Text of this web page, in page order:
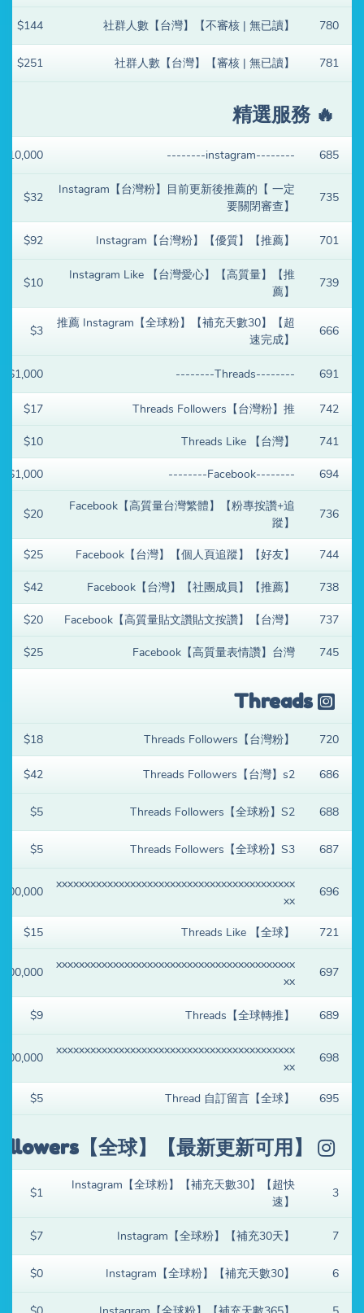
780
社群人數【台灣】【不審核 | 無已讀】
$144
781
社群人數【台灣】【審核 | 無已讀】
$251
🔥
精選服務
685
--------instagram--------
$10,000
735
Instagram【台灣粉】目前更新後推薦的【 一定
要關閉審查】
$32
701
Instagram【台灣粉】【優質】【推薦】
$92
739
Instagram Like 【台灣愛心】【高質量】【推
薦】
$10
666
推薦 Instagram【全球粉】【補充天數30】【超
速完成】
$3
691
--------Threads--------
$1,000
742
Threads Followers【台灣粉】推
$17
741
Threads Like 【台灣】
$10
694
--------Facebook--------
$1,000
736
Facebook【高質量台灣繁體】【粉專按讚+追
蹤】
$20
744
Facebook【台灣】【個人頁追蹤】【好友】
$25
738
Facebook【台灣】【社團成員】【推薦】
$42
737
Facebook【高質量貼文讚貼文按讚】【台灣】
$20
745
Facebook【高質量表情讚】台灣
$25
Threads
720
Threads Followers【台灣粉】
$18
686
Threads Followers【台灣】s2
$42
688
Threads Followers【全球粉】S2
$5
687
Threads Followers【全球粉】S3
$5
696
xxxxxxxxxxxxxxxxxxxxxxxxxxxxxxxxxxxxxxxxxx
xx
721
Threads Like 【全球】
$15
697
xxxxxxxxxxxxxxxxxxxxxxxxxxxxxxxxxxxxxxxxxx
xx
689
Threads【全球轉推】
$9
698
xxxxxxxxxxxxxxxxxxxxxxxxxxxxxxxxxxxxxxxxxx
xx
695
Thread 自訂留言【全球】
$5
【全球】【最新更新可用】
3
Instagram【全球粉】【補充天數30】【超快
速】
$1
7
Instagram【全球粉】【補充30天】
$7
6
Instagram【全球粉】【補充天數30】
$0